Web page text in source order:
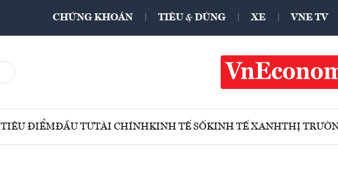
CHỨNG KHOÁN TIÊU & DÙNG XE VNE TV
TIÊU ĐIỂMĐẦU TƯTÀI CHÍNHKINH TẾ SỐKINH TẾ XANHTHỊ